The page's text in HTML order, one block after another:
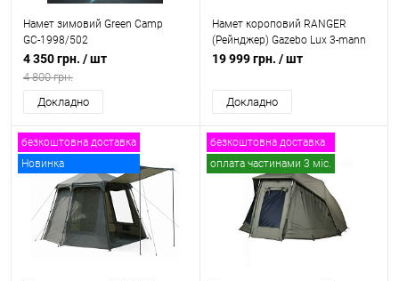
Намет зимовий Green Camp
GС-1998/502
4 350 грн. / шт
4 800 грн.
Докладно
Намет короповий RANGER
(Рейнджер) Gazebo Lux 3-mann
(RA 6665)
19 999 грн. / шт
Докладно
безкоштовна доставка
Новинка
безкоштовна доставка
оплата частинами 3 міс.